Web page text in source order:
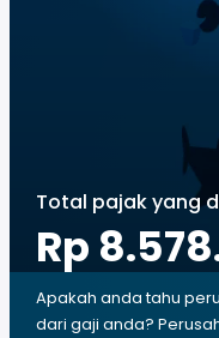
Total pajak yang
Rp
Apakah anda tahu
dari gaji anda?